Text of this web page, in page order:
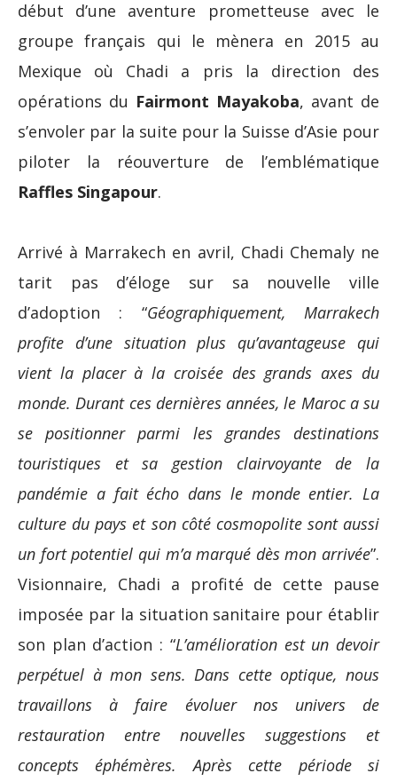
début d’une aventure prometteuse avec le
groupe français qui le mènera en 2015 au
Mexique où Chadi a pris la direction des
opérations du Fairmont Mayakoba, avant de
s’envoler par la suite pour la Suisse d’Asie pour
piloter la réouverture de l’emblématique
Raffles Singapour.
Arrivé à Marrakech en avril, Chadi Chemaly ne
tarit pas d’éloge sur sa nouvelle ville
d’adoption : “Géographiquement, Marrakech
profite d’une situation plus qu’avantageuse qui
vient la placer à la croisée des grands axes du
monde. Durant ces dernières années, le Maroc a su
se positionner parmi les grandes destinations
touristiques et sa gestion clairvoyante de la
pandémie a fait écho dans le monde entier. La
culture du pays et son côté cosmopolite sont aussi
un fort potentiel qui m’a marqué dès mon arrivée”.
Visionnaire, Chadi a profité de cette pause
imposée par la situation sanitaire pour établir
son plan d’action : “L’amélioration est un devoir
perpétuel à mon sens. Dans cette optique, nous
travaillons à faire évoluer nos univers de
restauration entre nouvelles suggestions et
concepts éphémères. Après cette période si